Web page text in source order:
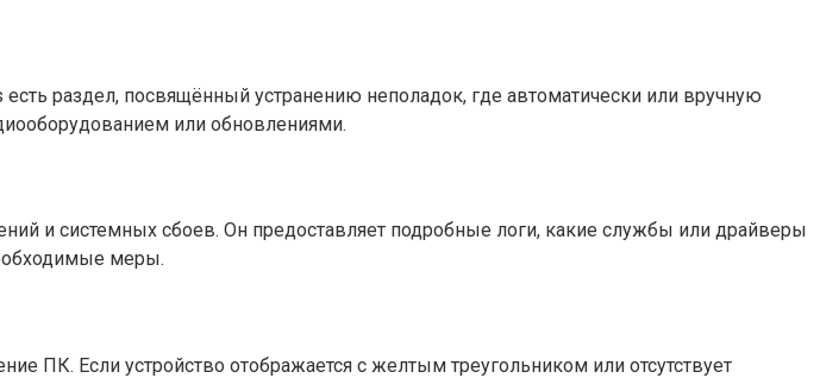
раздел, посвящённый устранению неполадок, где автоматически или вручную
или обновлениями.
и системных сбоев. Он предоставляет подробные логи, какие службы или драйверы
меры.
ПК. Если устройство отображается с желтым треугольником или отсутствует